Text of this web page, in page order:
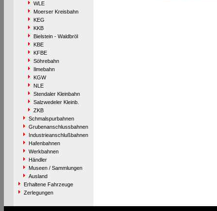
WLE
Moerser Kreisbahn
KEG
KKB
Bielstein - Waldbröl
KBE
KFBE
Söhrebahn
Ilmebahn
KGW
NLE
Stendaler Kleinbahn
Salzwedeler Kleinb.
ZKB
Schmalspurbahnen
Grubenanschlussbahnen
Industrieanschlußbahnen
Hafenbahnen
Werkbahnen
Händler
Museen / Sammlungen
Ausland
Erhaltene Fahrzeuge
Zerlegungen